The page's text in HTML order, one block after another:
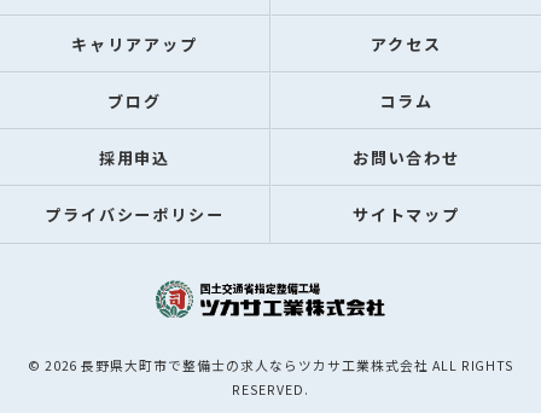
キャリアアップ アクセス
ブログ コラム
採用申込 お問い合わせ
プライバシーポリシー サイトマップ
© 2026 長野県大町市で整備士の求人ならツカサ工業株式会社 ALL RIGHTS
RESERVED.